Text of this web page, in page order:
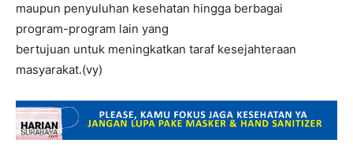
maupun penyuluhan kesehatan hingga berbagai
program-program lain yang
bertujuan untuk meningkatkan taraf kesejahteraan
masyarakat.(vy)